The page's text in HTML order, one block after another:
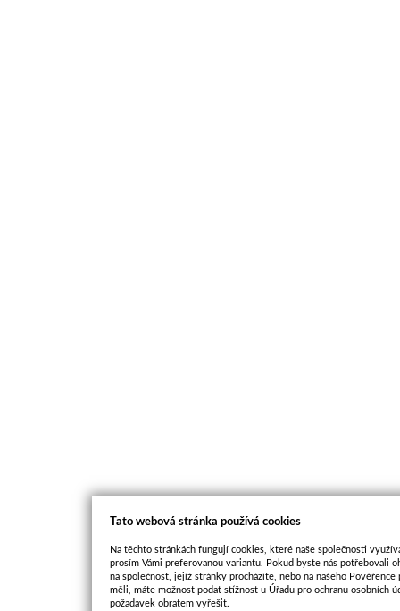
Tato webová stránka používá cookies
Na těchto stránkách fungují cookies, které naše společnosti
prosím Vámi preferovanou variantu. Pokud byste nás potřebovali
na společnost, jejíž stránky procházíte, nebo na našeho
měli, máte možnost podat stížnost u Úřadu pro ochranu osobních
požadavek obratem vyřešit.